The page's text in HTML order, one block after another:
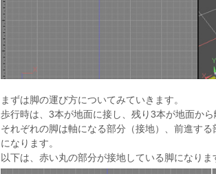
まずは脚の運び方についてみていきます。
歩行時は、3本が地面に接し、残り3本が地面から
それぞれの脚は軸になる部分（接地）、前進す
になります。
以下は、赤い丸の部分が接地している脚になりま